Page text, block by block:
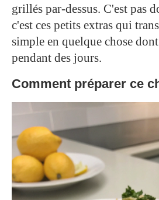
grillés par-dessus. C'est pas
c'est ces petits extras qui
simple en quelque chose
pendant des jours.
Comment préparer ce